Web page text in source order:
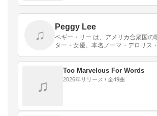
♫
Peggy Lee
ペギー・リー は、アメリカ合衆国の
ター・女優。本名ノーマ・デロリス
♫
Too Marvelous For Words
2026年リリース / 全49曲